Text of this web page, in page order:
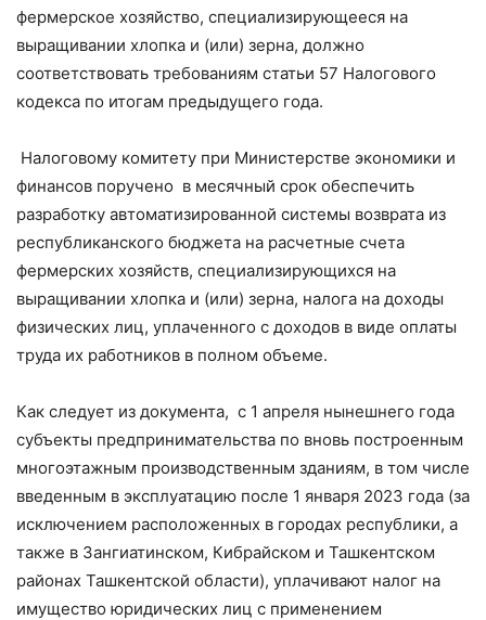
фермерское хозяйство, специализирующееся на
выращивании хлопка и (или) зерна, должно
соответствовать требованиям статьи 57 Налогового
кодекса по итогам предыдущего года.
Налоговому комитету при Министерстве экономики и
финансов поручено в месячный срок обеспечить
разработку автоматизированной системы возврата из
республиканского бюджета на расчетные счета
фермерских хозяйств, специализирующихся на
выращивании хлопка и (или) зерна, налога на доходы
физических лиц, уплаченного с доходов в виде оплаты
труда их работников в полном объеме.
Как следует из документа, с 1 апреля нынешнего года
субъекты предпринимательства по вновь построенным
многоэтажным производственным зданиям, в том числе
введенным в эксплуатацию после 1 января 2023 года (за
исключением расположенных в городах республики, а
также в Зангиатинском, Кибрайском и Ташкентском
районах Ташкентской области), уплачивают налог на
имущество юридических лиц с применением